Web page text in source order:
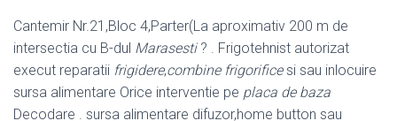
Cantemir Nr.21,Bloc 4,Parter(La aproximativ 200 m de
intersectia cu B-dul Marasesti? . Frigotehnist autorizat
execut reparatii frigidere,combine frigorificesi sau inlocuire
sursa alimentare Orice interventie pe placa de baza
Decodare . sursa alimentare difuzor,home button sau